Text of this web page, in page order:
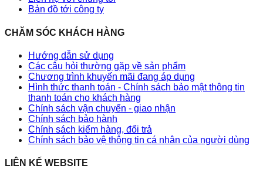
Bản đồ tới công ty
CHĂM SÓC KHÁCH HÀNG
Hướng dẫn sử dụng
Các câu hỏi thường gặp về sản phẩm
Chương trình khuyến mãi đang áp dụng
Hình thức thanh toán - Chính sách bảo mật thông tin
thanh toán cho khách hàng
Chính sách vận chuyển - giao nhận
Chính sách bảo hành
Chính sách kiểm hàng, đổi trả
Chính sách bảo vệ thông tin cá nhân của người dùng
LIÊN KẾ WEBSITE